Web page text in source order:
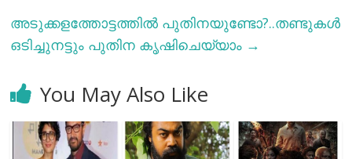
അടുക്കളത്തോട്ടത്തില്‍ പുതിനയുണ്ടോ?..തണ്ടുകള്‍
ഒടിച്ചുനട്ടും പുതിന കൃഷിചെയ്യാം →
You May Also Like